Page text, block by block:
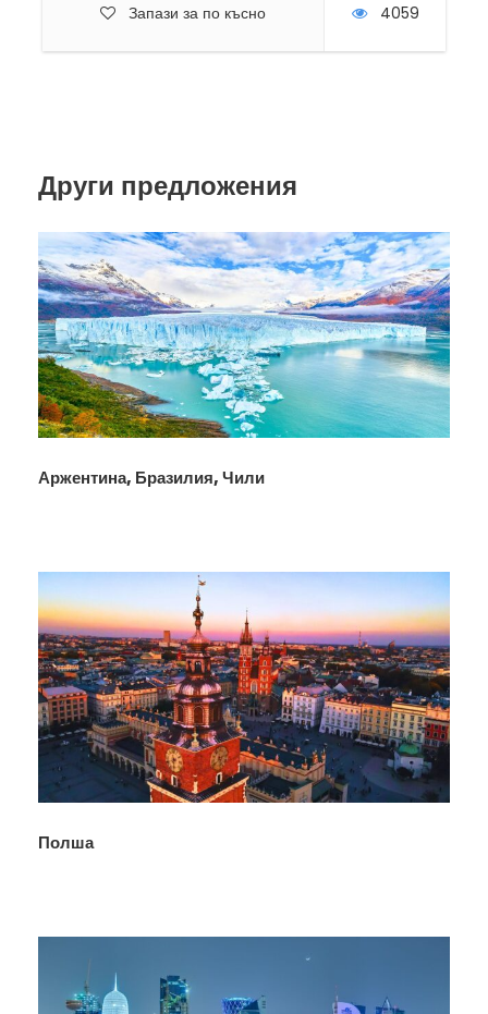
Запази за по късно 4059
Други предложения
Аржентина, Бразилия, Чили
Полша